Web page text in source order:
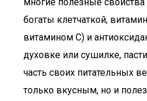
богаты клетчаткой,
витамином C) и
духовке или сушилке,
часть своих питательных
только вкусным, но и